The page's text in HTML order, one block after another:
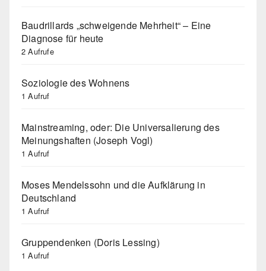
Baudrillards „schweigende Mehrheit“ – Eine
Diagnose für heute
2 Aufrufe
Soziologie des Wohnens
1 Aufruf
Mainstreaming, oder: Die Universalierung des
Meinungshaften (Joseph Vogl)
1 Aufruf
Moses Mendelssohn und die Aufklärung in
Deutschland
1 Aufruf
Gruppendenken (Doris Lessing)
1 Aufruf